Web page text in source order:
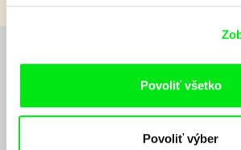
Povoliť všetko
Povoliť výber
Chcete byť pravidelne
junior programe?